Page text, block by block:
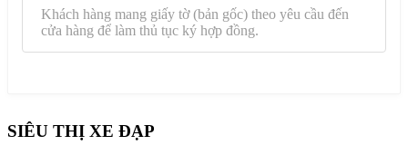
Khách hàng mang giấy tờ (bản gốc) theo yêu cầu đến
cửa hàng để làm thủ tục ký hợp đồng.
SIÊU THỊ XE ĐẠP